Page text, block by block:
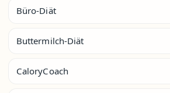
Büro-Diät
Buttermilch-Diät
CaloryCoach